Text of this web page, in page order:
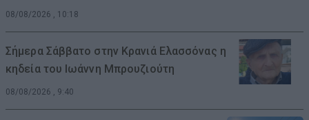
08/08/2026 , 10:18
Σήμερα Σάββατο στην Κρανιά Ελασσόνας η
κηδεία του Ιωάννη Μπρουζιούτη
08/08/2026 , 9:40